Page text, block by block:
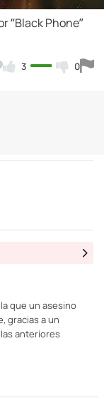
“Black Phone”
3 0
que un asesino
gracias a un
anteriores